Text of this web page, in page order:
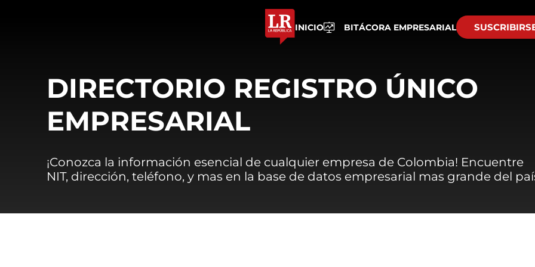
INICIO BITÁCORA EMPRESARIAL
DIRECTORIO REGISTRO ÚNICO
EMPRESARIAL
¡Conozca la información esencial de cualquier empresa de Colombia! Encuentre
NIT, dirección, teléfono, y mas en la base de datos empresarial mas grande del